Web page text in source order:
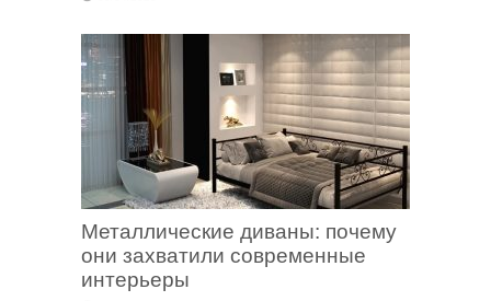
Металлические диваны: почему
они захватили современные
интерьеры